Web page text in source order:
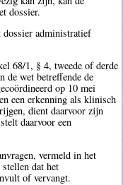
dossier.
dossier administratief
68/1, § 4, tweede of derde
wet betreffende de
op 10 mei
een erkenning als klinisch
dient daarvoor zijn
daarvoor een
vermeld in het
dat het
of vervangt.